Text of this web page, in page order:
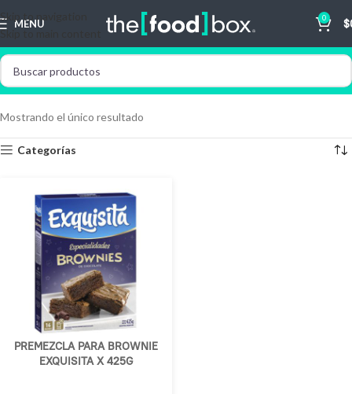
Skip to navigation
Skip to main content
MENU 0 $
Mostrando el único resultado
Categorías
PREMEZCLA PARA BROWNIE
EXQUISITA X 425G